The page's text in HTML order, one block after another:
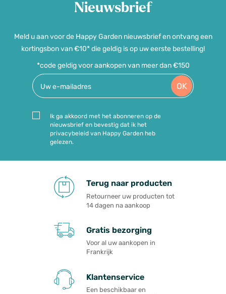
Nieuwsbrief
Meld u aan voor de Happy Garden nieuwsbrief en ontvang een
kortingsbon van €10* die geldig is op uw eerste bestelling!
*code geldig voor aankopen van meer dan €150
OK
Ik ga akkoord met het abonneren op de
nieuwsbrief en bevestig dat ik het
privacybeleid van Happy Garden heb
gelezen.
Terug naar producten
Retourneer uw producten tot
14 dagen na aankoop
Gratis bezorging
Voor al uw aankopen in
Frankrijk
Klantenservice
Een beschikbaar en